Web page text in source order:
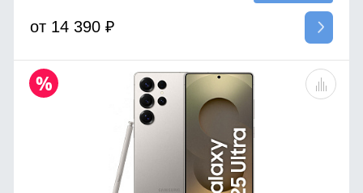
от14 390 ₽